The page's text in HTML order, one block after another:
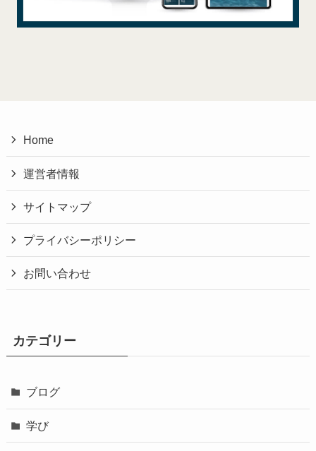
Home
運営者情報
サイトマップ
プライバシーポリシー
お問い合わせ
カテゴリー
ブログ
学び